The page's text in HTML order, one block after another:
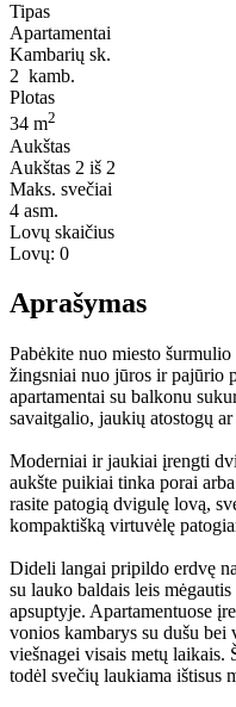
Tipas
Apartamentai
Kambarių sk.
2 kamb.
Plotas
34 m2
Aukštas
Aukštas 2 iš 2
Maks. svečiai
4 asm.
Lovų skaičius
Lovų: 0
Aprašymas
Pabėkite nuo miesto
žingsniai nuo jūros ir pajūrio
apartamentai su balkonu
savaitgalio, jaukių atostogų
Moderniai ir jaukiai įrengti
aukšte puikiai tinka porai
rasite patogią dvigulę lovą,
kompaktišką virtuvėlę
Dideli langai pripildo erdvę
su lauko baldais leis
apsuptyje. Apartamentuose
vonios kambarys su dušu
viešnagei visais metų laikais.
todėl svečių laukiama ištisus